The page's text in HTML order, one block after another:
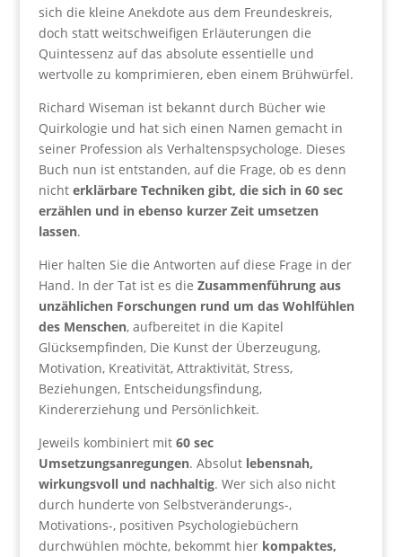
sich die kleine Anekdote aus dem Freundeskreis,
doch statt weitschweifigen Erläuterungen die
Quintessenz auf das absolute essentielle und
wertvolle zu komprimieren, eben einem Brühwürfel.
Richard Wiseman ist bekannt durch Bücher wie
Quirkologie und hat sich einen Namen gemacht in
seiner Profession als Verhaltenspsychologe. Dieses
Buch nun ist entstanden, auf die Frage, ob es denn
nicht erklärbare Techniken gibt, die sich in 60 sec
erzählen und in ebenso kurzer Zeit umsetzen
lassen.
Hier halten Sie die Antworten auf diese Frage in der
Hand. In der Tat ist es die Zusammenführung aus
unzählichen Forschungen rund um das Wohlfühlen
des Menschen, aufbereitet in die Kapitel
Glücksempfinden, Die Kunst der Überzeugung,
Motivation, Kreativität, Attraktivität, Stress,
Beziehungen, Entscheidungsfindung,
Kindererziehung und Persönlichkeit.
Jeweils kombiniert mit 60 sec
Umsetzungsanregungen. Absolut lebensnah,
wirkungsvoll und nachhaltig. Wer sich also nicht
durch hunderte von Selbstveränderungs-,
Motivations-, positiven Psychologiebüchern
durchwühlen möchte, bekommt hier kompaktes,